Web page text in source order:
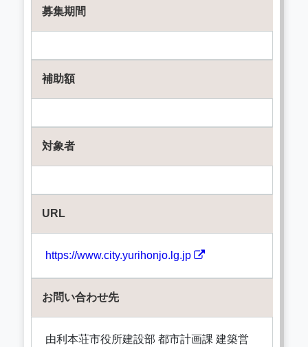
募集期間
補助額
対象者
URL
https://www.city.yurihonjo.lg.jp
お問い合わせ先
由利本荘市役所建設部 都市計画課 建築営